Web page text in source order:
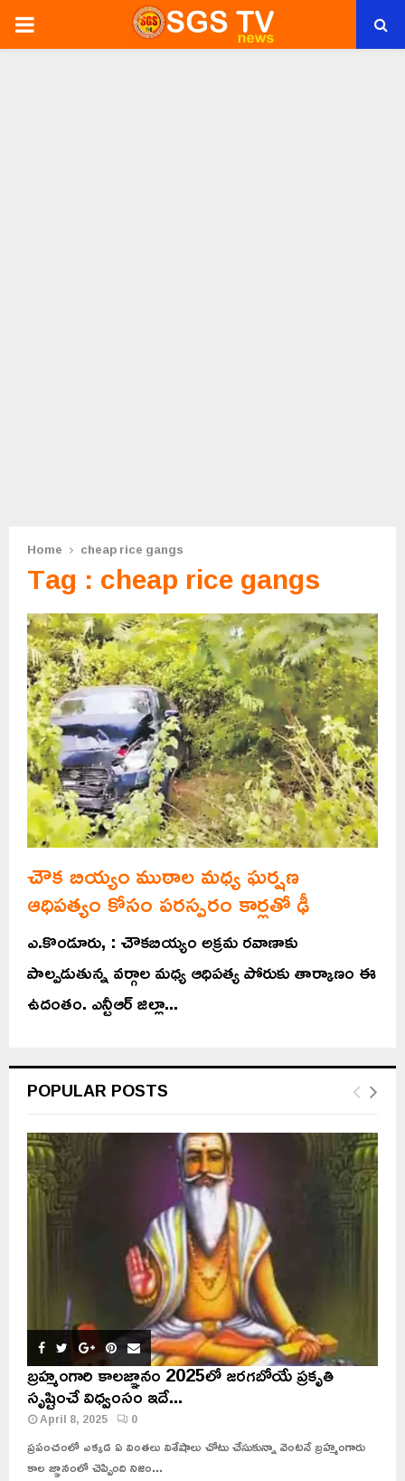
PRIMARY
Home cheap rice gangs
Tag : cheap rice gangs
చౌక బియ్యం ముఠాల మధ్య ఘర్షణ
ఆధిపత్యం కోసం పరస్పరం కార్లతో ఢీ
ఎ.కొండూరు, : చౌకబియ్యం అక్రమ రవాణాకు
పాల్పడుతున్న వర్గాల మధ్య ఆధిపత్య పోరుకు తార్కాణం ఈ
ఉదంతం. ఎన్టీఆర్ జిల్లా...
POPULAR POSTS
బ్రహ్మంగారి కాలజ్ఞానం 2025లో జరగబోయే ప్రకృతి
సృష్టించే విధ్వంసం ఇదే...
April 8, 2025 0
ప్రపంచంలో ఎక్కడ ఏ వింతలు విశేషాలు చోటు చేసుకున్నా వెంటనే బ్రహ్మంగారు
కాల జ్ఞానంలో చెప్పింది నిజం...